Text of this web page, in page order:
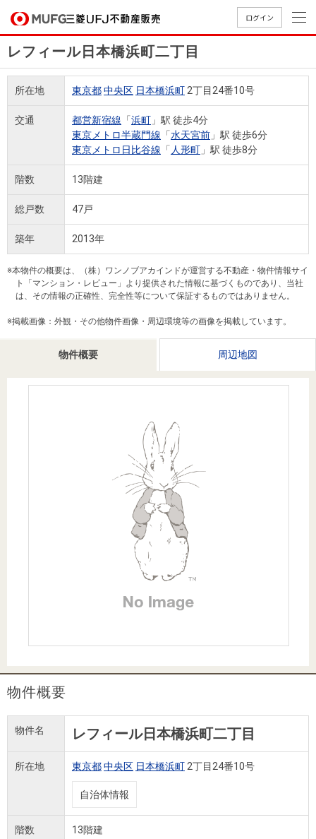
ログイン
買いたいTOP
中古
マン
ショ
ンを
探す
新
中古
一戸
建て
を探
す
投
資
事業
用物
住宅ロー
ンシミュ
レーショ
ン
税金の本
（電子ブ
ック）
売りたいTOP
無
査
定
売
相
談
AI
時手
取り
周辺相場
検索
売却ガイ
店舗案内TOP
店舗のご
案内（首
都圏）
店舗のご
古屋）
店舗のご
西）
会社情報TOP
ごあいさ
つ
会社概
MUFG
経営ビジ
ョン
組織図
役員一
覧
リリース
会社案内
採用情報TOP
新卒採用
情報
キャリア
買いたい
売りたい
会社情報
法人のお客さま
会員ページ
レフィール日本橋浜町二丁目
物件概要 周辺地図
所在地 東京都中央区 日本橋浜町 2丁目24番10号
交通 都営新宿線 「浜町 」駅 徒歩4分
東京メトロ半蔵門線 「水天宮前 」駅 徒歩6分
東京メトロ日比谷線 「 人形町 」駅 徒歩8分
階数 13階建
総戸数 47戸
築年 2013年
※本物件の概要は、（株）ワンノブアカインドが運営する不動産・物件情報サイ
ト「マンション・レビュー」より提供された情報に基づくものであり、当社
は、その情報の正確性、完全性等について保証するものではありません。
※掲載画像：外観・その他物件画像・周辺環境等の画像を掲載しています。
物件概要
物件名 レフィール日本橋浜町二丁目
所在地 東京都中央区 日本橋浜町 2丁目24番10号
自治体情報
階数 13階建